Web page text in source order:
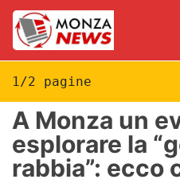
News
AC Monza
1/2 pagine
A Monza un
esplorare la
rabbia”: ecco